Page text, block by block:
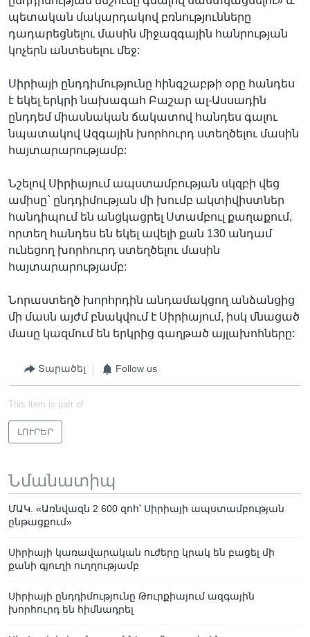
պետական մակարդակով բռնությունները
դադարեցնելու մասին միջազգային հանրության
կոչերն անտեսելու մեջ:
Սիրիայի ընդդիմությունը հինգշաբթի օրը հանդես
է եկել երկրի նախագահ Բաշար ալ-Ասսադին
ընդդեմ միասնական ճակատով հանդես գալու
նպատակով Ազգային խորհուրդ ստեղծելու մասին
հայտարարությամբ:
Նշելով Սիրիայում ապստամբության սկզբի վեց
ամիսը` ընդդիմության մի խումբ ակտիվիստներ
հանդիպում են անցկացրել Ստամբուլ քաղաքում,
որտեղ հանդես են եկել ավելի քան 130 անդամ
ունեցող խորհուրդ ստեղծելու մասին
հայտարարությամբ:
Նորաստեղծ խորհրդին անդամակցող անձանցից
մի մասն այժմ բնակվում է Սիրիայում, իսկ մնացած
մասը կազմում են երկրից գաղթած այլախոհները:
Տարածել Follow us
This item is part of
ԼՈՒՐԵՐ
Նմանատիպ
ՄԱԿ. «Առնվազն 2 600 զոհ՝ Սիրիայի ապստամբության
ընթացքում»
Սիրիայի կառավարական ուժերը կրակ են բացել մի
քանի գյուղի ուղղությամբ
Սիրիայի ընդդիմությունը Թուրքիայում ազգային
խորհուրդ են հիմնադրել